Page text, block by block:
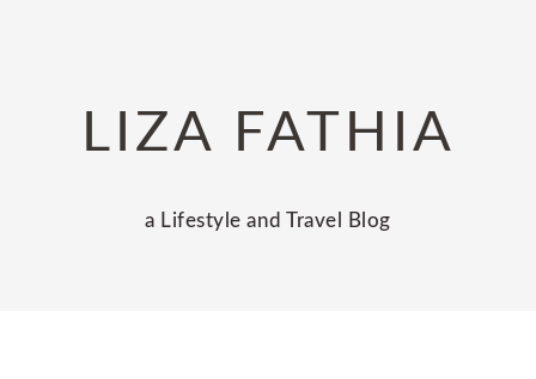
navigationLIZA FATHIA
a Lifestyle and Travel Blog